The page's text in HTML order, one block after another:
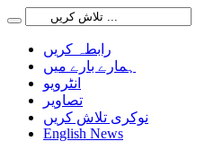
رابطہ کریں
ہمارے بارے میں
انٹرویو
تصاویر
نوکری تلاش کریں
English News